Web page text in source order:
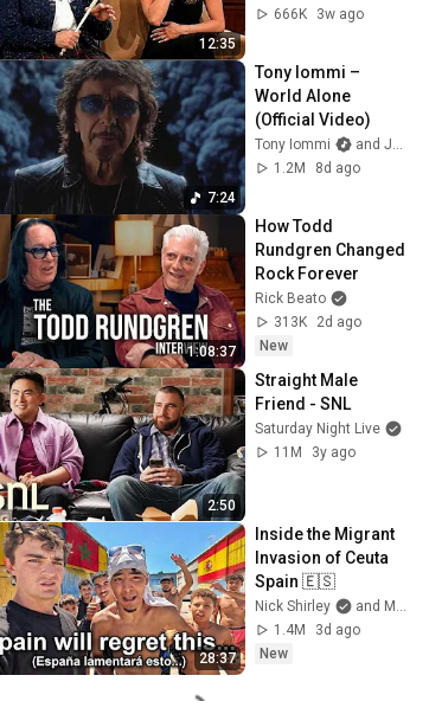
12:35
666K
3w ago
7:24
Tony Iommi –
World Alone
(Official Video)
Tony Iommi
and Jorn Channel
1.2M
8d ago
1:08:37
How Todd
Rundgren Changed
Rock Forever
Rick Beato
313K
2d ago
New
2:50
Straight Male
Friend - SNL
Saturday Night Live
11M
3y ago
28:37
Inside the Migrant
Invasion of Ceuta
Spain 🇪🇸
Nick Shirley
and Mansilla
1.4M
3d ago
New